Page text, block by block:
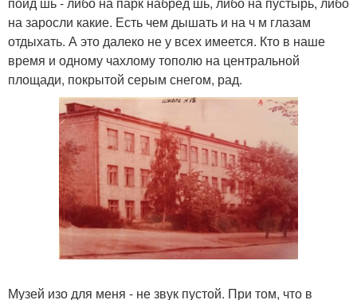
на заросли какие. Есть чем дышать и на ч м глазам
отдыхать. А это далеко не у всех имеется. Кто в наше
время и одному чахлому тополю на центральной
площади, покрытой серым снегом, рад.
Музей изо для меня - не звук пустой. При том, что в